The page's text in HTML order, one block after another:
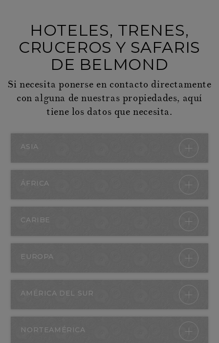
HOTELES, TRENES,
CRUCEROS Y SAFARIS
DE BELMOND
Si necesita ponerse en contacto directamente
con alguna de nuestras propiedades, aquí
tiene los datos que necesita.
ASIA
ÁFRICA
CARIBE
EUROPA
AMÉRICA DEL SUR
NORTEAMÉRICA